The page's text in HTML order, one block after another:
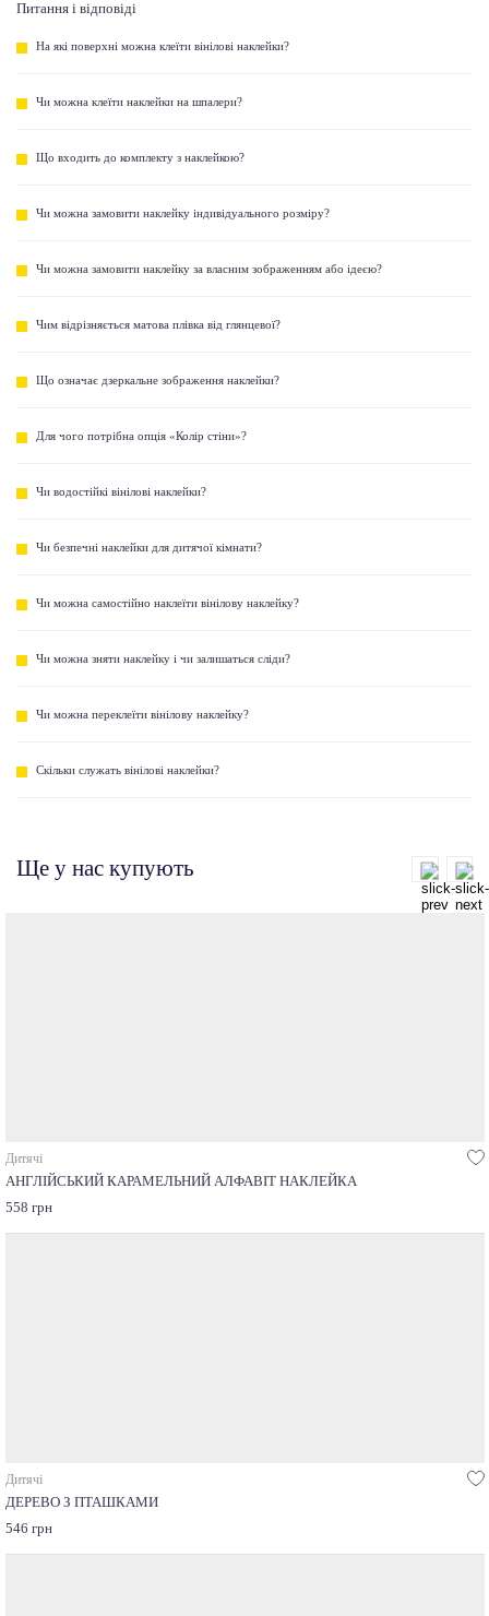
Питання і відповіді
На які поверхні можна клеїти вінілові наклейки?
Чи можна клеїти наклейки на шпалери?
Що входить до комплекту з наклейкою?
Чи можна замовити наклейку індивідуального розміру?
Чи можна замовити наклейку за власним зображенням або ідеєю?
Чим відрізняється матова плівка від глянцевої?
Що означає дзеркальне зображення наклейки?
Для чого потрібна опція «Колір стіни»?
Чи водостійкі вінілові наклейки?
Чи безпечні наклейки для дитячої кімнати?
Чи можна самостійно наклеїти вінілову наклейку?
Чи можна зняти наклейку і чи залишаться сліди?
Чи можна переклеїти вінілову наклейку?
Скільки служать вінілові наклейки?
Ще у нас купують
Дитячі
АНГЛІЙСЬКИЙ КАРАМЕЛЬНИЙ АЛФАВІТ НАКЛЕЙКА
558 грн
Дитячі
ДЕРЕВО З ПТАШКАМИ
546 грн